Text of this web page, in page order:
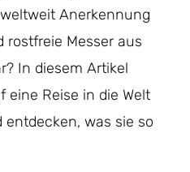
Anerkennung
rostfreie Messer aus
In diesem Artikel
Reise in die Welt
entdecken, was sie so